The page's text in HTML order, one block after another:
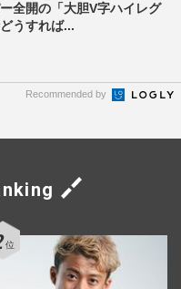
全開の「大胆V字ハイレグ
うすれば...
Recommended by